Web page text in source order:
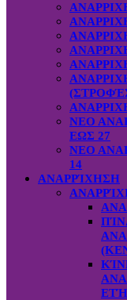
ΝΕΟ
ΕΩΣ 27
ΝΕΟ
14
ΑΝΑΡΡΊΧΗΣΗ